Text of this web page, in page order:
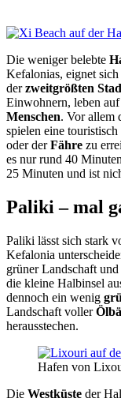
Die weniger belebte
Kefalonias, eignet
derzweitgrößten
Einwohnern, leben
Menschen. Vor allem
spielen eine
oder derFähre zu
es nur rund 40
25 Minuten und ist
Paliki – mal
Paliki lässt sich stark
Kefalonia
grüner Landschaft
die kleine Halbinsel
dennoch ein wenig
Landschaft voller
herausstechen.
Hafen von
Die Westküste der